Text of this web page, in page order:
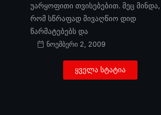
უარყოფითი თვისებებით. მეც მინდა,
რომ სწრაფად მივაღწიო დიდ
წარმატებებს და
ნოემბერი 2, 2009
ყველა სტატია